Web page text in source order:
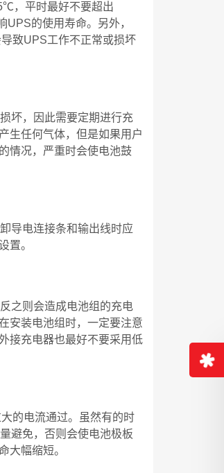
，平时最好不要超出
的使用寿命。另外，
致UPS工作不正常或损坏
坏，因此需要定期进行充
生任何气体，但是如果用户
情况，严重时会使电池鼓
导电连接条和输出线时应
置。
之则会造成电池组的充电
安装电池组时，一定要注意
接充电器也最好不要采用低
的电流通过。虽然有的时
避免，否则会使电池极板
大幅缩短。